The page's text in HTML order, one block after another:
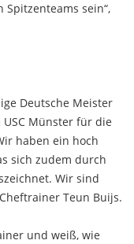
sein“,
Deutsche Meister
Münster für die
haben ein hoch
sich zudem durch
Wir sind
Teun Buijs.
und weiß, wie